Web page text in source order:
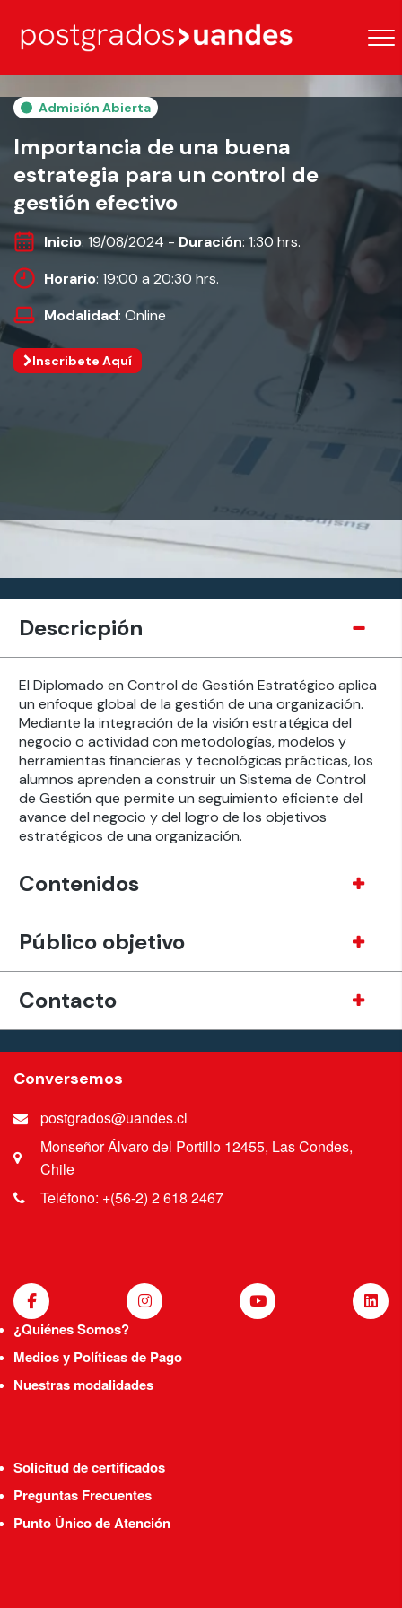
Admisión Abierta
Importancia de una buena
estrategia para un control de
gestión efectivo
Inicio: 19/08/2024 - Duración: 1:30 hrs.
Horario: 19:00 a 20:30 hrs.
Modalidad: Online
Inscribete Aquí
Descricpión
El Diplomado en Control de Gestión Estratégico aplica
un enfoque global de la gestión de una organización.
Mediante la integración de la visión estratégica del
negocio o actividad con metodologías, modelos y
herramientas financieras y tecnológicas prácticas, los
alumnos aprenden a construir un Sistema de Control
de Gestión que permite un seguimiento eficiente del
avance del negocio y del logro de los objetivos
estratégicos de una organización.
Contenidos
Público objetivo
Contacto
Conversemos
postgrados@uandes.cl
Monseñor Álvaro del Portillo 12455, Las Condes,
Chile
Teléfono: +(56-2) 2 618 2467
¿Quiénes Somos?
Medios y Políticas de Pago
Nuestras modalidades
Solicitud de certificados
Preguntas Frecuentes
Punto Único de Atención